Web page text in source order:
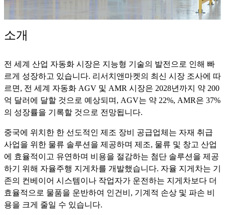
소개
전 세계 산업 자동화 시장은 지능형 기술의 발전으로 인해 빠
르게 성장하고 있습니다. 리서치앤마켓의 최신 시장 조사에 따
르면, 전 세계 자동화 AGV 및 AMR 시장은 2028년까지 약 200
억 달러에 달할 것으로 예상되며, AGV는 약 22%, AMR은 37%
의 성장률을 기록할 것으로 전망됩니다.
중국에 위치한 한 선도적인 제조 장비 공급업체는 자재 취급
사업을 위한 물류 솔루션을 제공하며 제조, 물류 및 창고 산업
에 효율적이고 유연하며 비용을 절감하는 첨단 솔루션을 제공
하기 위해 자율주행 지게차를 개발했습니다. 자율 지게차는 기
존의 컨베이어 시스템이나 작업자가 운전하는 지게차보다 더
효율적으로 물품을 운반하여 인건비, 기계적 손상 및 파손 비
용을 크게 줄일 수 있습니다.